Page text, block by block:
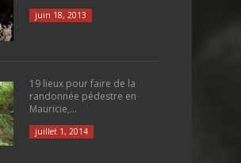
juin 18, 2013
19 lieux pour faire de la
randonnée pédestre en
Mauricie,...
juillet 1, 2014